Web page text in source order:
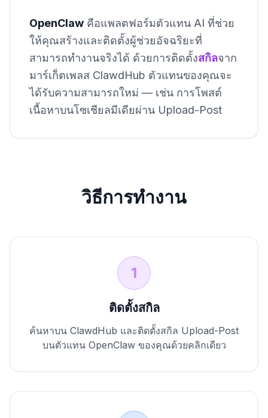
OpenClaw คือแพลตฟอร์มตัวแทน AI ที่ช่วย
ให้คุณสร้างและติดตั้งผู้ช่วยอัจฉริยะที่
สามารถทำงานจริงได้ ด้วยการติดตั้งสกิลจาก
มาร์เก็ตเพลส ClawdHub ตัวแทนของคุณจะ
ได้รับความสามารถใหม่ — เช่น การโพสต์
เนื้อหาบนโซเชียลมีเดียผ่าน Upload-Post
วิธีการทำงาน
1
ติดตั้งสกิล
ค้นหาบน ClawdHub และติดตั้งสกิล Upload-Post
บนตัวแทน OpenClaw ของคุณด้วยคลิกเดียว